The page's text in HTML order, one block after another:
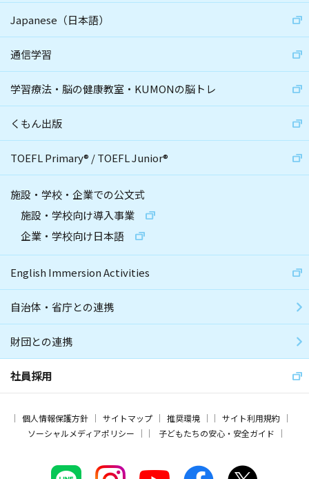
Japanese（日本語）
通信学習
学習療法・脳の健康教室・KUMONの脳トレ
くもん出版
TOEFL Primary® /TOEFL Junior®
施設・学校・企業での公文式
施設・学校向け導入事業
企業・学校向け日本語
English Immersion Activities
自治体・省庁との連携
財団との連携
社員採用
個人情報保護方針 サイトマップ 推奨環境
サイト利用規約
ソーシャルメディアポリシー
子どもたちの安心・安全ガイド